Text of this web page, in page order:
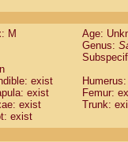
labiatus(0)
leucopus (0)
mystax
nigricollis (0)
oedipus
weddelli
spp.
M
Age:
Genus:
exist
exist
Femur:
exist
Trunk:
exist